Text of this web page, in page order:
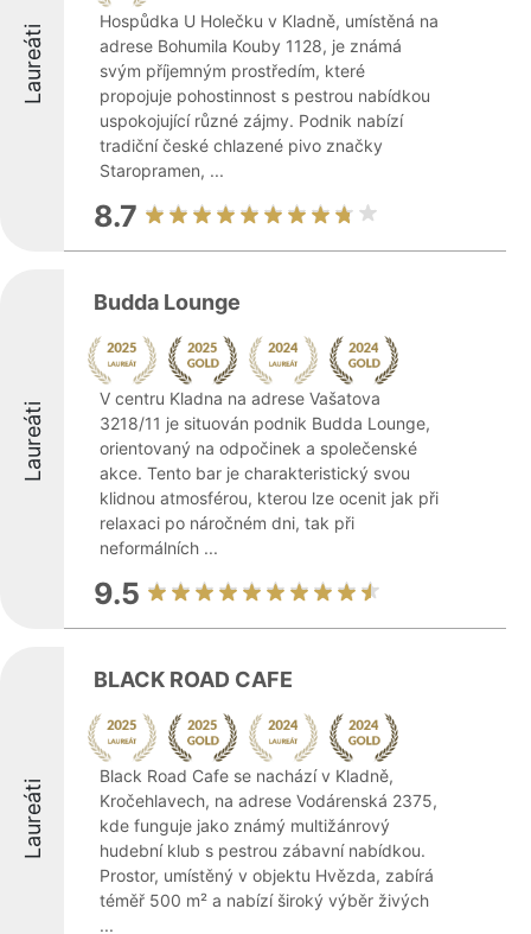
Laureáti
Hospůdka U Holečku v Kladně, umístěná na
adrese Bohumila Kouby 1128, je známá
svým příjemným prostředím, které
propojuje pohostinnost s pestrou nabídkou
uspokojující různé zájmy. Podnik nabízí
tradiční české chlazené pivo značky
Staropramen, ...
8.7
Laureáti
Budda Lounge
V centru Kladna na adrese Vašatova
3218/11 je situován podnik Budda Lounge,
orientovaný na odpočinek a společenské
akce. Tento bar je charakteristický svou
klidnou atmosférou, kterou lze ocenit jak při
relaxaci po náročném dni, tak při
neformálních ...
9.5
Laureáti
BLACK ROAD CAFE
Black Road Cafe se nachází v Kladně,
Kročehlavech, na adrese Vodárenská 2375,
kde funguje jako známý multižánrový
hudební klub s pestrou zábavní nabídkou.
Prostor, umístěný v objektu Hvězda, zabírá
téměř 500 m² a nabízí široký výběr živých
...